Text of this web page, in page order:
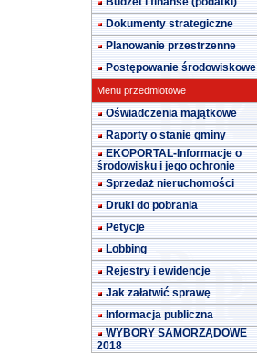
Dokumenty strategiczne
Planowanie przestrzenne
Postępowanie środowiskowe
Menu przedmiotowe
Oświadczenia majątkowe
Raporty o stanie gminy
EKOPORTAL-Informacje o
środowisku i jego ochronie
Sprzedaż nieruchomości
Druki do pobrania
Petycje
Lobbing
Rejestry i ewidencje
Jak załatwić sprawę
Informacja publiczna
WYBORY SAMORZĄDOWE
2018